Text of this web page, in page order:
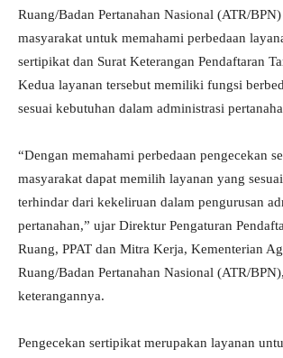
Ruang/Badan Pertanahan Nasional (ATR/
masyarakat untuk memahami perbedaan
sertipikat dan Surat Keterangan Pendaftaran
Kedua layanan tersebut memiliki fungsi
sesuai kebutuhan dalam administrasi
“Dengan memahami perbedaan pengecekan
masyarakat dapat memilih layanan yang
terhindar dari kekeliruan dalam pengurusan
pertanahan,” ujar Direktur Pengaturan
Ruang, PPAT dan Mitra Kerja, Kementerian
Ruang/Badan Pertanahan Nasional (ATR/
keterangannya.
Pengecekan sertipikat merupakan layanan